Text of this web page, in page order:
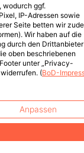
wodurch ggf.
IP-Adressen sowie
Seite betten wir
Wir haben auf die
durch den Drittanbieter
oben beschriebenen
unter „Privacy-
(BoD-
Anpassen